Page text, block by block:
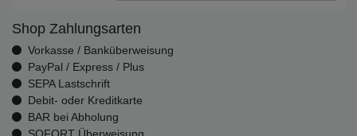
Shop Zahlungsarten
Vorkasse / Banküberweisung
PayPal / Express / Plus
SEPA Lastschrift
Debit- oder Kreditkarte
BAR bei Abholung